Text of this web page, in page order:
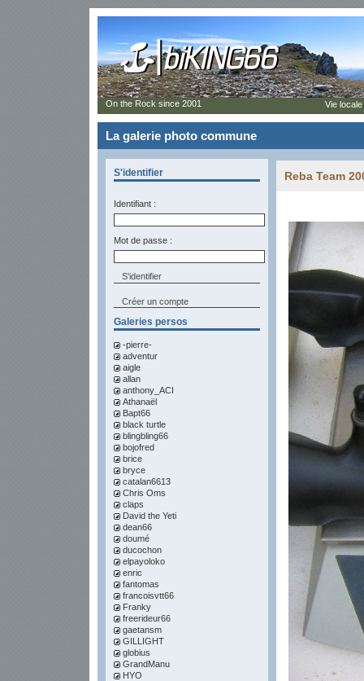
La galerie photo commune
S'identifier
Identifiant :
Mot de passe :
Créer un compte
Galeries persos
-pierre-
adventur
aigle
allan
anthony_ACI
Athanaël
Bapt66
black turtle
blingbling66
bojofred
brice
bryce
catalan6613
Chris Oms
claps
David the Yeti
dean66
doumé
ducochon
elpayoloko
enric
fantomas
francoisvtt66
Franky
freerideur66
gaetansm
GILLIGHT
globius
GrandManu
HYO
Reba Team
On the Rock since 2001 Vie